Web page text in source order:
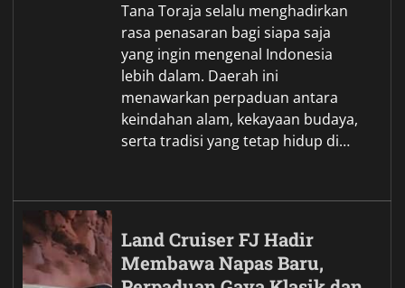
Tana Toraja selalu menghadirkan
rasa penasaran bagi siapa saja
yang ingin mengenal Indonesia
lebih dalam. Daerah ini
menawarkan perpaduan antara
keindahan alam, kekayaan budaya,
serta tradisi yang tetap hidup di…
Land Cruiser FJ Hadir
Membawa Napas Baru,